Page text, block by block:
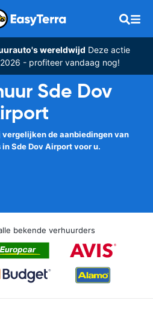
wereldwijd Deze actie
- profiteer vandaag nog!
Sde Dov
vergelijken de aanbiedingen van
Sde Dov Airport voor u.
bekende verhuurders